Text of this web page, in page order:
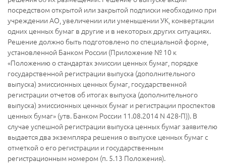
посредством открытой или закрытой подписки необходимо при
учреждении АО, увеличении или уменьшении УК, конвертации
одних ценных бумаг в другие и в некоторых других ситуациях.
Решение должно быть подготовлено по специальной форме,
установленной Банком России (Приложение № 10 к
«Положению о стандартах эмиссии ценных бумаг, порядке
государственной регистрации выпуска (дополнительного
выпуска) эмиссионных ценных бумаг, государственной
регистрации отчетов об итогах выпуска (дополнительного
выпуска) эмиссионных ценных бумаг и регистрации проспектов
ценных бумаг» (утв. Банком России 11.08.2014 N 428-П)). В
случае успешной регистрации выпуска ценных бумаг заявителю
выдается два экземпляра решения о выпуске ценных бумаг с
отметкой о его регистрации и государственным
регистрационным номером (п. 5.13 Положения).